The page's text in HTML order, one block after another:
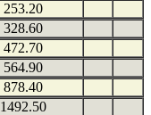
253.20
328.60
472.70
564.90
878.40
1492.50